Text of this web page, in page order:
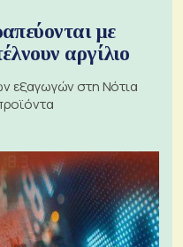
με
αργίλιο
εξαγωγών στη Νότια